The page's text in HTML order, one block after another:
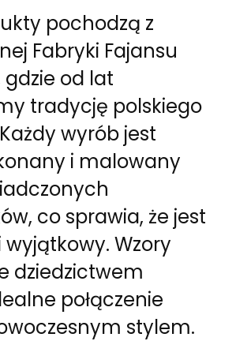
pochodzą z
Fabryki Fajansu
gdzie od lat
tradycję polskiego
wyrób jest
i malowany
co sprawia, że jest
Wzory
dziedzictwem
połączenie
stylem.